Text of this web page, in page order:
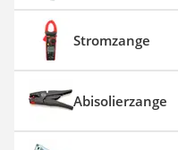
Stromzange
Abisolierzange